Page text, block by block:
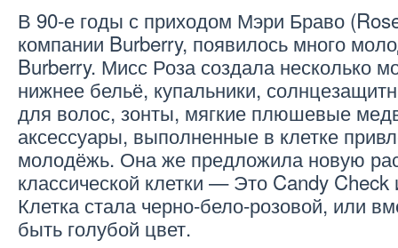
В 90-е годы с приходом Мэри Браво
компании Burberry, появилось много
Burberry. Мисс Роза создала несколько
нижнее бельё, купальники,
для волос, зонты, мягкие плюшевые
аксессуары, выполненные в клетке
молодёжь. Она же предложила новую
классической клетки — Это Candy
Клетка стала черно-бело-розовой, или
быть голубой цвет.